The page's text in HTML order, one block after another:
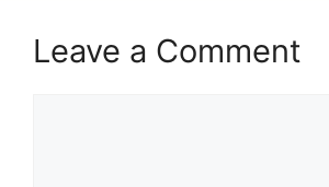
Leave a Comment